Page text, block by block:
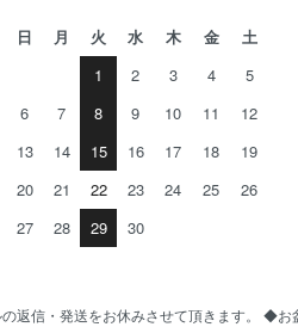
日 月 火 水 木 金
土
1
2 3 4
5
6
7 8 9 10 11
12
13
14 15 16 17 18
19
20
21 22 23 24 25
26
27
28 29 30
返信・発送をお休みさせて頂きます。 ◆